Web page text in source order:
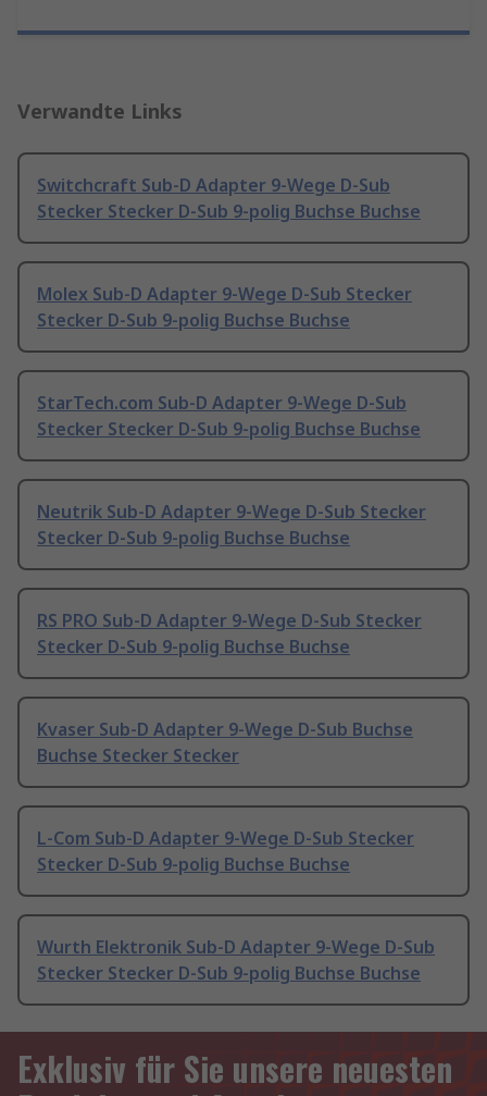
Verwandte Links
Switchcraft Sub-D Adapter 9-Wege D-Sub
Stecker Stecker D-Sub 9-polig Buchse Buchse
Molex Sub-D Adapter 9-Wege D-Sub Stecker
Stecker D-Sub 9-polig Buchse Buchse
StarTech.com Sub-D Adapter 9-Wege D-Sub
Stecker Stecker D-Sub 9-polig Buchse Buchse
Neutrik Sub-D Adapter 9-Wege D-Sub Stecker
Stecker D-Sub 9-polig Buchse Buchse
RS PRO Sub-D Adapter 9-Wege D-Sub Stecker
Stecker D-Sub 9-polig Buchse Buchse
Kvaser Sub-D Adapter 9-Wege D-Sub Buchse
Buchse Stecker Stecker
L-Com Sub-D Adapter 9-Wege D-Sub Stecker
Stecker D-Sub 9-polig Buchse Buchse
Wurth Elektronik Sub-D Adapter 9-Wege D-Sub
Stecker Stecker D-Sub 9-polig Buchse Buchse
Exklusiv für Sie unsere neuesten